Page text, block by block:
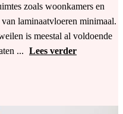
zoals woonkamers en
laminaatvloeren minimaal.
is meestal al voldoende
... Lees verder